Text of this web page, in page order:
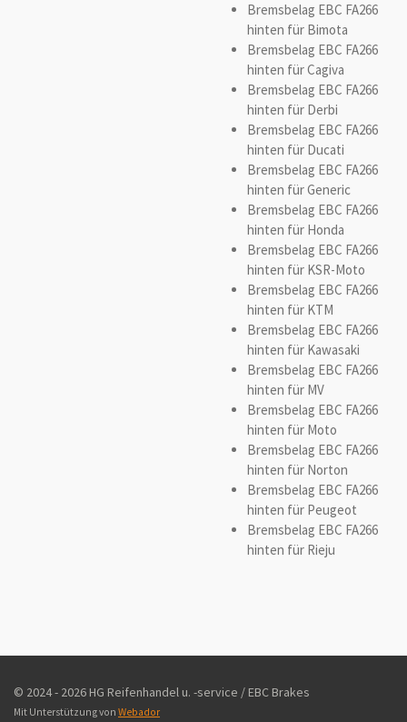
Bremsbelag EBC FA266
hinten für Bimota
Bremsbelag EBC FA266
hinten für Cagiva
Bremsbelag EBC FA266
hinten für Derbi
Bremsbelag EBC FA266
hinten für Ducati
Bremsbelag EBC FA266
hinten für Generic
Bremsbelag EBC FA266
hinten für Honda
Bremsbelag EBC FA266
hinten für KSR-Moto
Bremsbelag EBC FA266
hinten für KTM
Bremsbelag EBC FA266
hinten für Kawasaki
Bremsbelag EBC FA266
hinten für MV
Bremsbelag EBC FA266
hinten für Moto
Bremsbelag EBC FA266
hinten für Norton
Bremsbelag EBC FA266
hinten für Peugeot
Bremsbelag EBC FA266
hinten für Rieju
© 2024 - 2026 HG Reifenhandel u. -service / EBC Brakes
Mit Unterstützung von Webador